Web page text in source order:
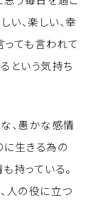
い、楽しい、幸
っても言われて
という気持ち
、愚かな感情
生きる為の
持っている。
人の役に立つ